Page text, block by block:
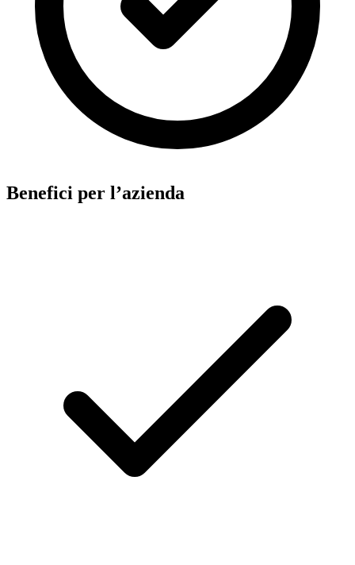
Benefici per l’azienda